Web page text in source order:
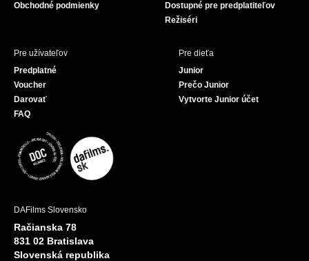
Obchodné podmienky
Dostupné pre predplatiteľov
Režiséri
Pre užívateľov
Predplatné
Voucher
Darovať
FAQ
Pre dieťa
Junior
Prečo Junior
Vytvorte Junior účet
DAFilms Slovensko
Račianska 78
831 02 Bratislava
Slovenská republika